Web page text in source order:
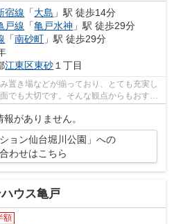
宿線 「大島 」駅 徒歩14分
戸線 「亀戸水神 」駅 徒歩29分
「南砂町 」駅 徒歩29分
江東区東砂 １丁目
置き場などが揃っており、とても充実し
でも大切です。そんな観点からもおすす
がありません。
ョン仙台堀川公園」への
わせはこちら
ウス亀戸
額